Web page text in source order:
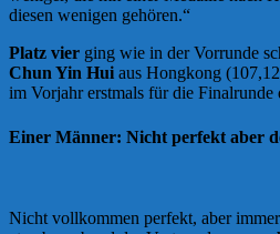
diesen wenigen gehören.“
Platz vier ging wie in der Vorrunde
Chun Yin Hui aus Hongkong
im Vorjahr erstmals für die Finalrunde
Einer Männer: Nicht perfekt aber
Nicht vollkommen perfekt, aber